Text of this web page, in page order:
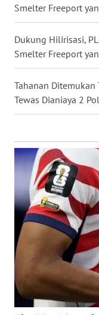
Smelter Freeport
Dukung Hilirisasi,
Smelter Freeport
Tahanan Ditemukan
Tewas Dianiaya 2
WN
KALBAR
WN
KALTENG
WN
WN
KALSEL
WN
KALTIM
SULSEL
WN
GORONTALO